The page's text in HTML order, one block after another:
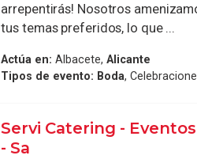
arrepentirás! Nosotros
tus temas preferidos, lo que ...
Actúa en: Albacete,Alicante
Tipos de evento: Boda,
Servi Catering -
- Sa